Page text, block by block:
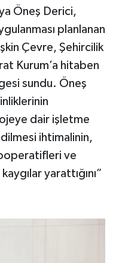
Öneş Derici,
planlanan
Çevre, Şehircilik
Kurum’a hitaben
sundu. Öneş
dair işletme
ihtimalinin,
ve
yarattığını”